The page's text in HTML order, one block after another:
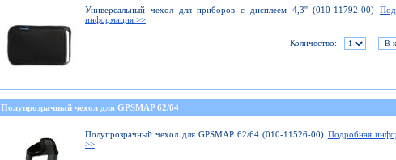
Универсальный чехол для приборов с дисплеем 4,3'' (010-11792-00)
информация >>
Количество:
Полупрозрачный чехол для GPSMAP 62/64
Полупрозрачный чехол для GPSMAP 62/64 (010-11526-00) Подробная
>>